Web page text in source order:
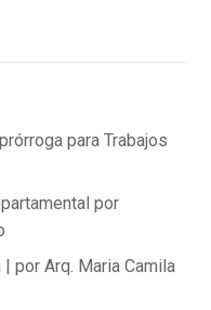
para Trabajos
por
por Arq. Maria Camila